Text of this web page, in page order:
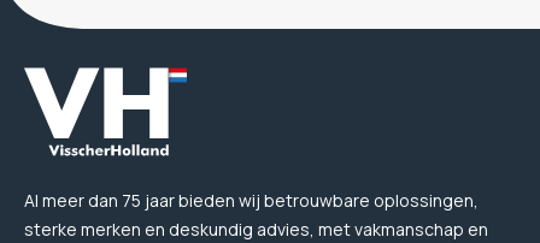
Al meer dan 75 jaar bieden wij betrouwbare oplossingen,
sterke merken en deskundig advies, met vakmanschap en